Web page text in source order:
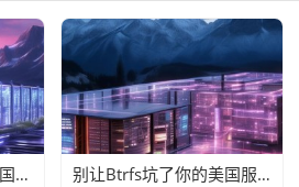
釜山机房的锁与钥，韩国原生IP服务器Fail2ban实战横评，哪款能扛住爆破还能跑满带宽？ 别让Btrfs坑了你的美国服务器！小白也能看懂的选购避坑指南